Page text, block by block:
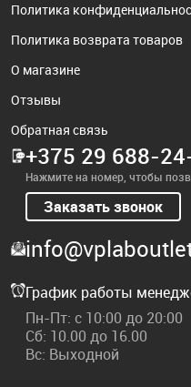
Политика
Политика возврата товаров
О магазине
Отзывы
Обратная связь
+375 29 688-
Нажмите на номер, чтобы
Заказать звонок
График работы
Пн-Пт: с 10:00 до 20:00
Сб: 10.00 до 16.00
Вс: Выходной